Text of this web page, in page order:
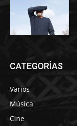
CATEGORÍAS
Varios
Música
Cine